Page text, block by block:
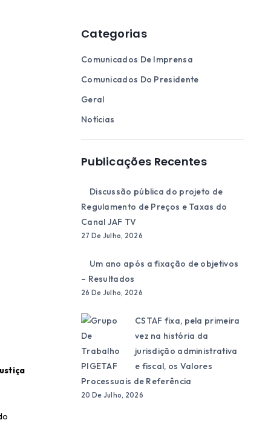
Categorias
Comunicados De Imprensa
Comunicados Do Presidente
Geral
Notícias
Publicações Recentes
Discussão pública do projeto de
Regulamento de Preços e Taxas do
Canal JAF TV
27 De Julho, 2026
Um ano após a fixação de objetivos
– Resultados
26 De Julho, 2026
CSTAF fixa, pela primeira
vez na história da
jurisdição administrativa
e fiscal, os Valores
Processuais de Referência
20 De Julho, 2026